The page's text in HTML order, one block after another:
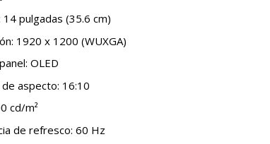
14 pulgadas (35.6 cm)
1920 x 1200 (WUXGA)
OLED
de aspecto: 16:10
cd/m²
de refresco: 60 Hz